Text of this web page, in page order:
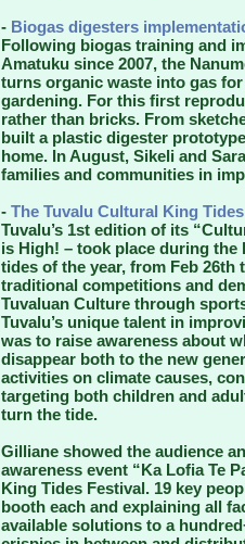
- Biogas digesters
Following biogas training and
Amatuku since 2007, the
turns organic waste into gas
gardening. For this first
rather than bricks. From
built a plastic digester
home. In August, Sikeli and
families and communities in
- The Tuvalu Cultural King
Tuvalu’s 1st edition of its
is High! – took place during
tides of the year, from Feb 26th
traditional competitions and
Tuvaluan Culture through
Tuvalu’s unique talent in
was to raise awareness about
disappear both to the new
activities on climate causes,
targeting both children and
turn the tide.
Gilliane showed the audience
awareness event “Ka Lofia Te
King Tides Festival. 19 key
booth each and explaining all
available solutions to a